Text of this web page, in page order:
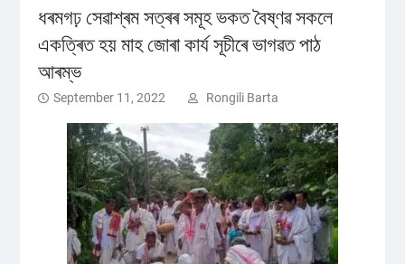
ধৰমগঢ় সেৱাশ্ৰম সত্ৰৰ সমূহ ভকত বৈষ্ণৱ সকলে
একত্ৰিত হয় মাহ জোৰা কাৰ্য সূচীৰে ভাগৱত পাঠ
আৰম্ভ
September 11, 2022 Rongili Barta